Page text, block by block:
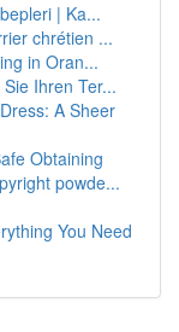
| Ka...
chrétien ...
in Oran...
Ihren Ter...
A Sheer
Obtaining
powde...
You Need